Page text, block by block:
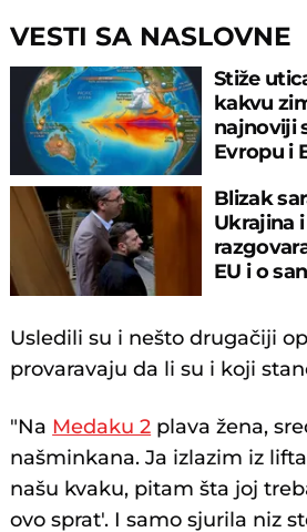
VESTI SA NASLOVNE
Stiže
kakvu
najnoviji
Evropu i
Blizak
Ukrajina
EU i o
Usledili su i nešto drugačiji
provaravaju da li su i koji
"Na Medaku 2 plava žena,
našminkana. Ja izlazim iz
našu kvaku, pitam šta joj
ovo sprat'. I samo sjurila niz